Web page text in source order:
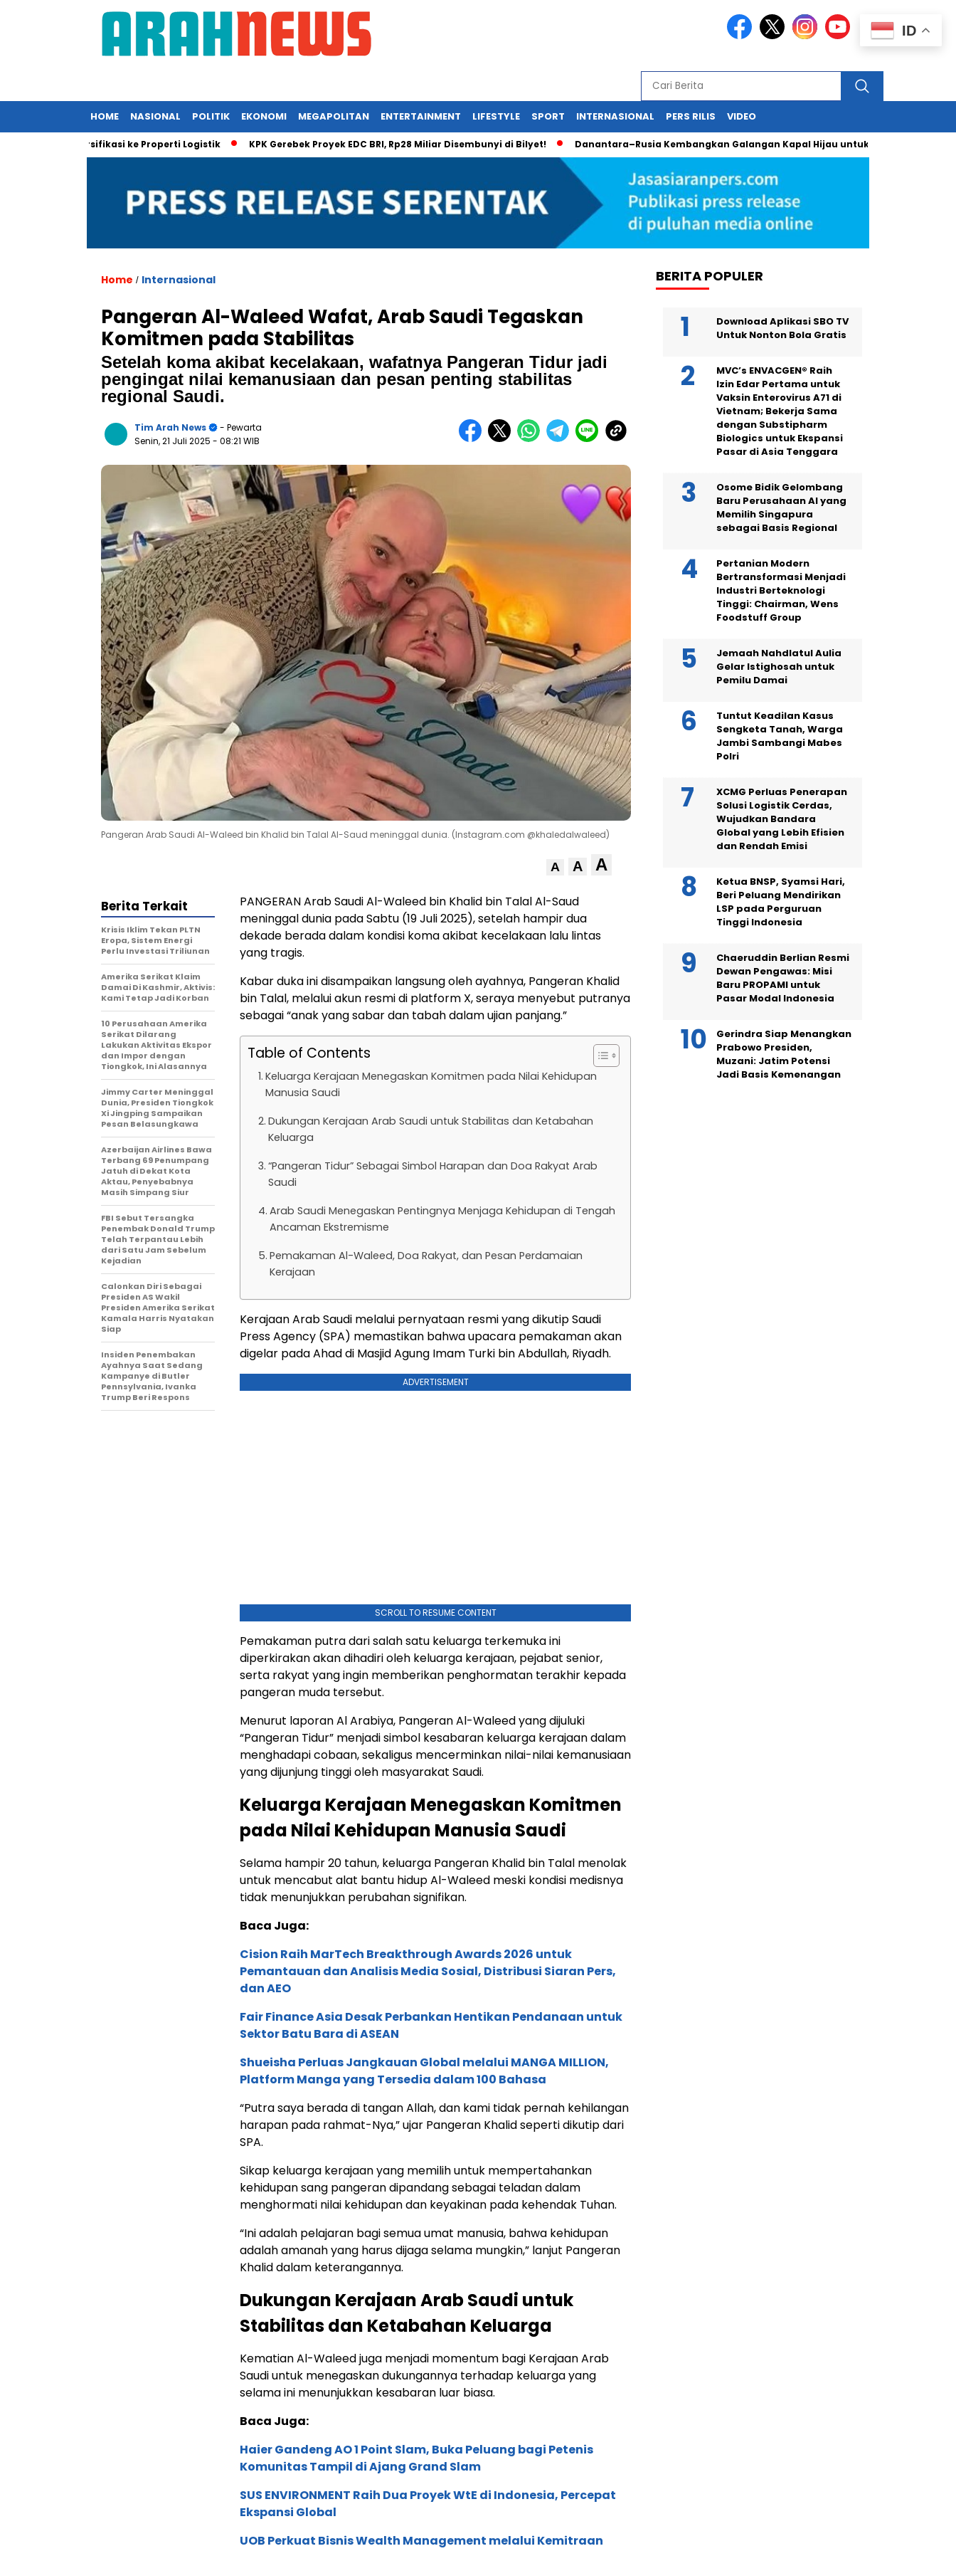
HOME NASIONAL POLITIK EKONOMI MEGAPOLITAN ENTERTAINMENT LIFESTYLE SPORT INTERNASIONAL PERS RILIS VIDEO
Diversifikasi ke Properti Logistik KPK Gerebek Proyek EDC BRI, Rp28 Miliar Disembunyi di Bilyet! Danantara–Rusia Kembangkan Galangan Kapal Hijau untuk Bangkitkan Maritim
Home / Internasional
Pangeran Al-Waleed Wafat, Arab Saudi Tegaskan
Komitmen pada Stabilitas
Setelah koma akibat kecelakaan, wafatnya Pangeran Tidur jadi
pengingat nilai kemanusiaan dan pesan penting stabilitas
regional Saudi.
Tim Arah News
- Pewarta
Senin, 21 Juli 2025 - 08:21 WIB
Pangeran Arab Saudi Al-Waleed bin Khalid bin Talal Al-Saud meninggal dunia. (Instagram.com @khaledalwaleed)
A A A
PANGERAN Arab Saudi Al-Waleed bin Khalid bin Talal Al-Saud
meninggal dunia pada Sabtu (19 Juli 2025), setelah hampir dua
dekade berada dalam kondisi koma akibat kecelakaan lalu lintas
yang tragis.
Kabar duka ini disampaikan langsung oleh ayahnya, Pangeran Khalid
bin Talal, melalui akun resmi di platform X, seraya menyebut putranya
sebagai “anak yang sabar dan tabah dalam ujian panjang.”
Table of Contents
Keluarga Kerajaan Menegaskan Komitmen pada Nilai Kehidupan
Manusia Saudi
Dukungan Kerajaan Arab Saudi untuk Stabilitas dan Ketabahan
Keluarga
“Pangeran Tidur” Sebagai Simbol Harapan dan Doa Rakyat Arab
Saudi
Arab Saudi Menegaskan Pentingnya Menjaga Kehidupan di Tengah
Ancaman Ekstremisme
Pemakaman Al-Waleed, Doa Rakyat, dan Pesan Perdamaian
Kerajaan
Kerajaan Arab Saudi melalui pernyataan resmi yang dikutip Saudi
Press Agency (SPA) memastikan bahwa upacara pemakaman akan
digelar pada Ahad di Masjid Agung Imam Turki bin Abdullah, Riyadh.
ADVERTISEMENT
SCROLL TO RESUME CONTENT
Pemakaman putra dari salah satu keluarga terkemuka ini
diperkirakan akan dihadiri oleh keluarga kerajaan, pejabat senior,
serta rakyat yang ingin memberikan penghormatan terakhir kepada
pangeran muda tersebut.
Menurut laporan Al Arabiya, Pangeran Al-Waleed yang dijuluki
“Pangeran Tidur” menjadi simbol kesabaran keluarga kerajaan dalam
menghadapi cobaan, sekaligus mencerminkan nilai-nilai kemanusiaan
yang dijunjung tinggi oleh masyarakat Saudi.
Keluarga Kerajaan Menegaskan Komitmen
pada Nilai Kehidupan Manusia Saudi
Selama hampir 20 tahun, keluarga Pangeran Khalid bin Talal menolak
untuk mencabut alat bantu hidup Al-Waleed meski kondisi medisnya
tidak menunjukkan perubahan signifikan.
Baca Juga:
Cision Raih MarTech Breakthrough Awards 2026 untuk
Pemantauan dan Analisis Media Sosial, Distribusi Siaran Pers,
dan AEO
Fair Finance Asia Desak Perbankan Hentikan Pendanaan untuk
Sektor Batu Bara di ASEAN
Shueisha Perluas Jangkauan Global melalui MANGA MILLION,
Platform Manga yang Tersedia dalam 100 Bahasa
“Putra saya berada di tangan Allah, dan kami tidak pernah kehilangan
harapan pada rahmat-Nya,” ujar Pangeran Khalid seperti dikutip dari
SPA.
Sikap keluarga kerajaan yang memilih untuk mempertahankan
kehidupan sang pangeran dipandang sebagai teladan dalam
menghormati nilai kehidupan dan keyakinan pada kehendak Tuhan.
“Ini adalah pelajaran bagi semua umat manusia, bahwa kehidupan
adalah amanah yang harus dijaga selama mungkin,” lanjut Pangeran
Khalid dalam keterangannya.
Dukungan Kerajaan Arab Saudi untuk
Stabilitas dan Ketabahan Keluarga
Kematian Al-Waleed juga menjadi momentum bagi Kerajaan Arab
Saudi untuk menegaskan dukungannya terhadap keluarga yang
selama ini menunjukkan kesabaran luar biasa.
Baca Juga:
Haier Gandeng AO 1 Point Slam, Buka Peluang bagi Petenis
Komunitas Tampil di Ajang Grand Slam
SUS ENVIRONMENT Raih Dua Proyek WtE di Indonesia, Percepat
Ekspansi Global
UOB Perkuat Bisnis Wealth Management melalui Kemitraan
Berita Terkait
Krisis Iklim Tekan PLTN
Eropa, Sistem Energi
Perlu Investasi Triliunan
Amerika Serikat Klaim
Damai Di Kashmir, Aktivis:
Kami Tetap Jadi Korban
10 Perusahaan Amerika
Serikat Dilarang
Lakukan Aktivitas Ekspor
dan Impor dengan
Tiongkok, Ini Alasannya
Jimmy Carter Meninggal
Dunia, Presiden Tiongkok
Xi Jingping Sampaikan
Pesan Belasungkawa
Azerbaijan Airlines Bawa
Terbang 69 Penumpang
Jatuh di Dekat Kota
Aktau, Penyebabnya
Masih Simpang Siur
FBI Sebut Tersangka
Penembak Donald Trump
Telah Terpantau Lebih
dari Satu Jam Sebelum
Kejadian
Calonkan Diri Sebagai
Presiden AS Wakil
Presiden Amerika Serikat
Kamala Harris Nyatakan
Siap
Insiden Penembakan
Ayahnya Saat Sedang
Kampanye di Butler
Pennsylvania, Ivanka
Trump Beri Respons
BERITA POPULER
Download Aplikasi SBO TV
Untuk Nonton Bola Gratis
MVC’s ENVACGEN® Raih
Izin Edar Pertama untuk
Vaksin Enterovirus A71 di
Vietnam; Bekerja Sama
dengan Substipharm
Biologics untuk Ekspansi
Pasar di Asia Tenggara
Osome Bidik Gelombang
Baru Perusahaan AI yang
Memilih Singapura
sebagai Basis Regional
Pertanian Modern
Bertransformasi Menjadi
Industri Berteknologi
Tinggi: Chairman, Wens
Foodstuff Group
Jemaah Nahdlatul Aulia
Gelar Istighosah untuk
Pemilu Damai
Tuntut Keadilan Kasus
Sengketa Tanah, Warga
Jambi Sambangi Mabes
Polri
XCMG Perluas Penerapan
Solusi Logistik Cerdas,
Wujudkan Bandara
Global yang Lebih Efisien
dan Rendah Emisi
Ketua BNSP, Syamsi Hari,
Beri Peluang Mendirikan
LSP pada Perguruan
Tinggi Indonesia
Chaeruddin Berlian Resmi
Dewan Pengawas: Misi
Baru PROPAMI untuk
Pasar Modal Indonesia
Gerindra Siap Menangkan
Prabowo Presiden,
Muzani: Jatim Potensi
Jadi Basis Kemenangan
ID